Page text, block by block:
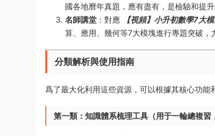
國各地曆年真題，應有盡有，是檢驗和提升
名師講堂 ：對應 【視頻】小升初數學7大
算、應用、幾何等7大模塊進行專題突破，
分類解析與使用指南
爲了最大化利用這些資源，可以根據其核心功能
第一類：知識體系梳理工具（用于一輪總複習